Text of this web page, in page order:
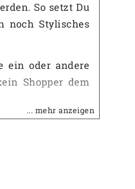
So setzt Du
noch Stylisches
ein oder andere
Shopper dem
Kordel leicht
können.
... mehr anzeigen